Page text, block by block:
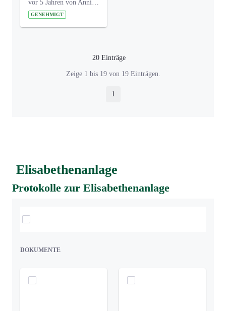
vor 5 Jahren von Anni Schlumberger
GENEHMIGT
20 Einträge
Pro Seite
Zeige 1 bis 19 von 19 Einträgen.
Seite
1
Elisabethenanlage
Protokolle zur Elisabethenanlage
DOKUMENTE